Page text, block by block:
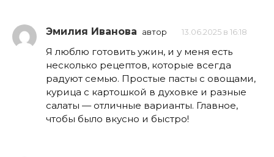
Эмилия Иванова автор 13.06.2025 в 16:18
Я люблю готовить ужин, и у меня есть
несколько рецептов, которые всегда
радуют семью. Простые пасты с овощами,
курица с картошкой в духовке и разные
салаты — отличные варианты. Главное,
чтобы было вкусно и быстро!